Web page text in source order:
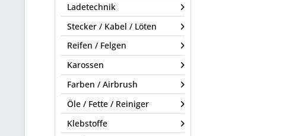
Ladetechnik
Stecker / Kabel / Löten
Reifen / Felgen
Karossen
Farben / Airbrush
Öle / Fette / Reiniger
Klebstoffe